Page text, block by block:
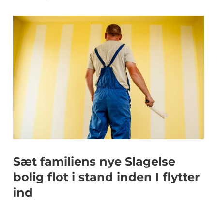
Sæt familiens nye Slagelse
bolig flot i stand inden I flytter
ind